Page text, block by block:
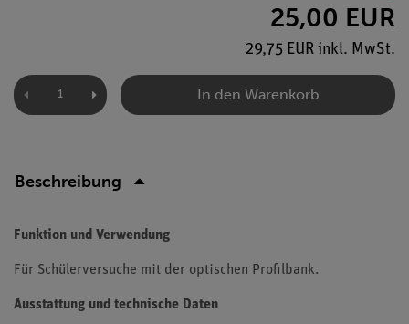
25,00 EUR
29,75 EUR inkl. MwSt.
In den Warenkorb
Beschreibung
Funktion und Verwendung
Für Schülerversuche mit der optischen Profilbank.
Ausstattung und technische Daten